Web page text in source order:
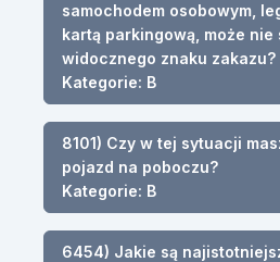
samochodem osobowym,
kartą parkingową, może nie
widocznego znaku zakazu?
Kategorie: B
8101) Czy w tej sytuacji
pojazd na poboczu?
Kategorie: B
6454) Jakie są